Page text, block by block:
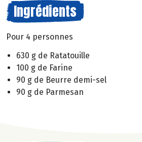
Ingrédients
Pour 4 personnes
630 g de Ratatouille
100 g de Farine
90 g de Beurre demi-sel
90 g de Parmesan